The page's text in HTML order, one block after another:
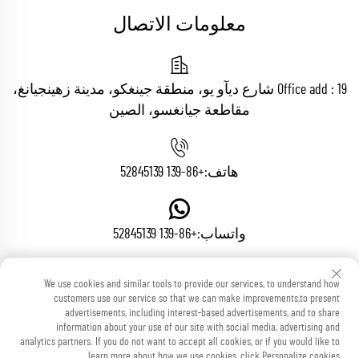
معلومات الاتصال
Office add : 19 شارع ديآو يو، منطقة جينغكو، مدينة زهينجيانغ،
مقاطعة جيانغسو، الصين
هاتف:+86-139 52845139
واتساب:+86-139 52845139
البريد الإلكتروني:[email protected]
We use cookies and similar tools to provide our services, to understand how
customers use our service so that we can make improvements,to present
advertisements, including interest-based advertisements, and to share
information about your use of our site with social media, advertising and
analytics partners. If you do not want to accept all cookies, or if you would like to